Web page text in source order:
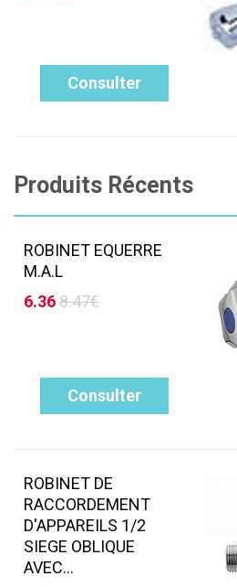
Consulter
Produits Récents
ROBINET EQUERRE
M.A.L
6.368.47€
Consulter
ROBINET DE
RACCORDEMENT
D'APPAREILS 1/2
SIEGE OBLIQUE
AVEC...